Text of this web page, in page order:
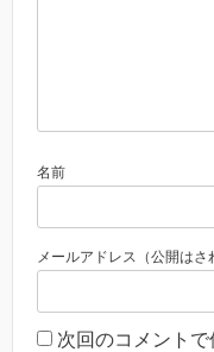
名前
メールアドレス（公開はさ
次回のコメント